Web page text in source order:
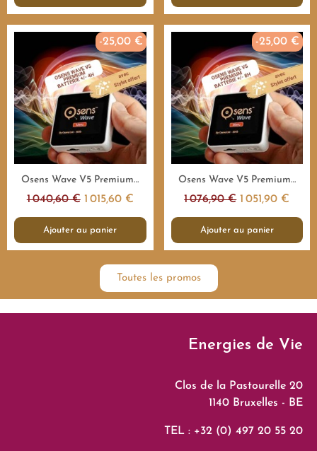
Aperçu rapide
-25,00 €
Osens Wave V5 Premium 1.000.000Hz - 4H - Emetteur fréquences
1 040,60 € 1 015,60 €
Ajouter au panier
Aperçu rapide
-25,00 €
Osens Wave V5 Premium 1.000.000Hz - 8H - Emetteur fréquences
1 076,90 € 1 051,90 €
Ajouter au panier
Toutes les promos
Energies de Vie
Clos de la Pastourelle 20
1140 Bruxelles - BE
TEL : +32 (0) 497 20 55 20